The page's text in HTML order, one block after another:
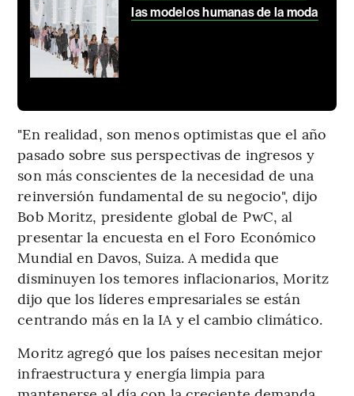
las modelos humanas de la moda
"En realidad, son menos optimistas que el año
pasado sobre sus perspectivas de ingresos y
son más conscientes de la necesidad de una
reinversión fundamental de su negocio", dijo
Bob Moritz, presidente global de PwC, al
presentar la encuesta en el Foro Económico
Mundial en Davos, Suiza. A medida que
disminuyen los temores inflacionarios, Moritz
dijo que los líderes empresariales se están
centrando más en la IA y el cambio climático.
Moritz agregó que los países necesitan mejor
infraestructura y energía limpia para